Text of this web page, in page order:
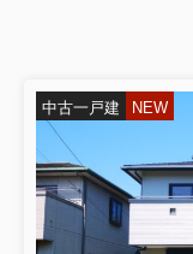
大網白里市みどり
外房線 大網駅 徒歩
物件詳細へ
平成26年1月築
カーポート付 都市
2026.08.08
中古一戸建 NEW